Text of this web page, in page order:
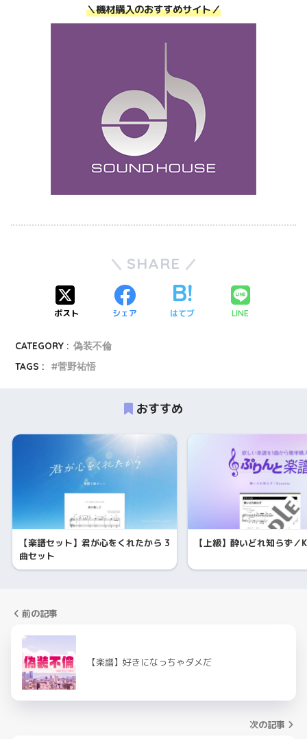
＼機材購入のおすすめサイト／
SHARE
ポスト シェア はてブ LINE
CATEGORY : 偽装不倫
TAGS :
菅野祐悟
おすすめ
【楽譜セット】君が心をくれたから 3
曲セット
【上級】酔いどれ知らず
前の記事
【楽譜】好きになっちゃダメだ
次の記事